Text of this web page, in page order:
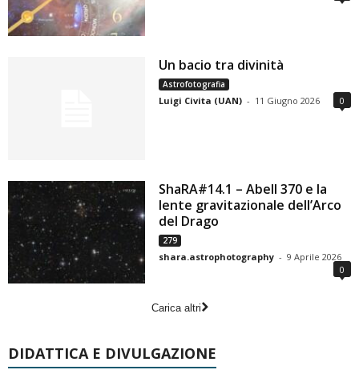
Un bacio tra divinità
Astrofotografia
Luigi Civita (UAN) - 11 Giugno 2026 0
ShaRA#14.1 – Abell 370 e la
lente gravitazionale dell’Arco
del Drago
279
shara.astrophotography - 9 Aprile 2026
0
Carica altri
DIDATTICA E DIVULGAZIONE